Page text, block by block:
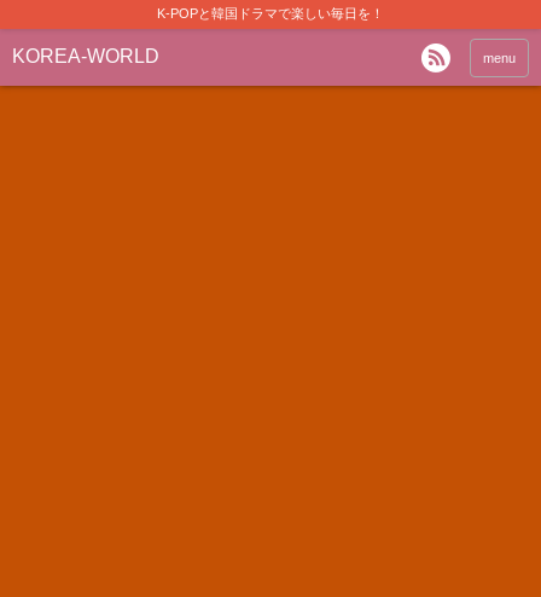
K-POPと韓国ドラマで楽しい毎日を！
KOREA-WORLD menu